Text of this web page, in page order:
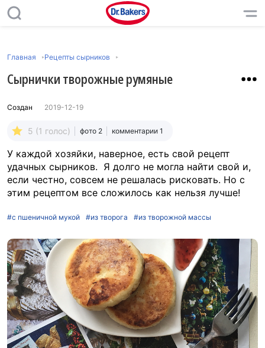
Главная Рецепты сырников
Сырнички творожные румяные
Создан 2019-12-19
5 (1 голос) фото 2 комментарии 1
У каждой хозяйки, наверное, есть свой рецепт
удачных сырников. Я долго не могла найти свой и,
если честно, совсем не решалась рисковать. Но с
этим рецептом все сложилось как нельзя лучше!
#с пшеничной мукой #из творога #из творожной массы